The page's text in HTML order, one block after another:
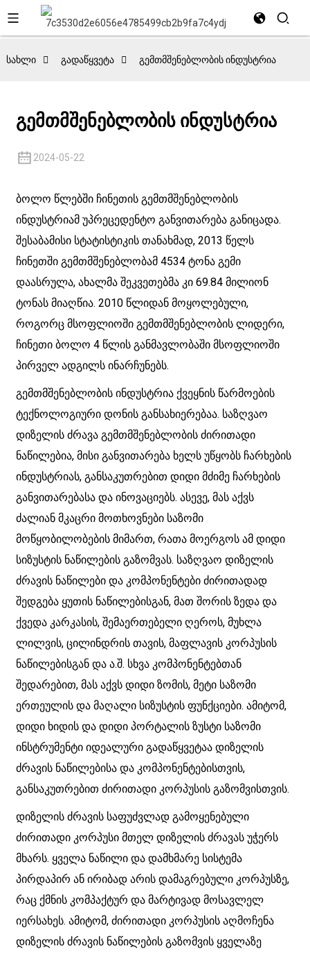
სახლი გადაწყვეტა გემთმშენებლობის ინდუსტრია
გემთმშენებლობის ინდუსტრია
2024-05-22
ბოლო წლებში ჩინეთის გემთმშენებლობის
ინდუსტრიამ უპრეცედენტო განვითარება განიცადა.
შესაბამისი სტატისტიკის თანახმად, 2013 წელს
ჩინეთში გემთმშენებლობამ 4534 ტონა გემი
დაასრულა, ახალმა შეკვეთებმა კი 69.84 მილიონ
ტონას მიაღწია. 2010 წლიდან მოყოლებული,
როგორც მსოფლიოში გემთმშენებლობის ლიდერი,
ჩინეთი ბოლო 4 წლის განმავლობაში მსოფლიოში
პირველ ადგილს ინარჩუნებს.
გემთმშენებლობის ინდუსტრია ქვეყნის წარმოების
ტექნოლოგიური დონის განსახიერებაა. საზღვაო
დიზელის ძრავა გემთმშენებლობის ძირითადი
ნაწილებია, მისი განვითარება ხელს უწყობს ჩარხების
ინდუსტრიას, განსაკუთრებით დიდი მძიმე ჩარხების
განვითარებასა და ინოვაციებს. ასევე, მას აქვს
ძალიან მკაცრი მოთხოვნები საზომი
მოწყობილობების მიმართ, რათა მოერგოს ამ დიდი
სიზუსტის ნაწილების გაზომვას. საზღვაო დიზელის
ძრავის ნაწილები და კომპონენტები ძირითადად
შედგება ყუთის ნაწილებისგან, მათ შორის ზედა და
ქვედა კარკასის, შემაერთებელი ღეროს, მუხლა
ლილვის, ცილინდრის თავის, მაფლავის კორპუსის
ნაწილებისგან და ა.შ. სხვა კომპონენტებთან
შედარებით, მას აქვს დიდი ზომის, მეტი საზომი
ერთეულის და მაღალი სიზუსტის ფუნქციები. ამიტომ,
დიდი ხიდის და დიდი პორტალის ზუსტი საზომი
ინსტრუმენტი იდეალური გადაწყვეტაა დიზელის
ძრავის ნაწილებისა და კომპონენტებისთვის,
განსაკუთრებით ძირითადი კორპუსის გაზომვისთვის.
დიზელის ძრავის საფუძვლად გამოყენებული
ძირითადი კორპუსი მთელ დიზელის ძრავას უჭერს
მხარს. ყველა ნაწილი და დამხმარე სისტემა
პირდაპირ ან ირიბად არის დამაგრებული კორპუსზე,
რაც ქმნის კომპაქტურ და მარტივად მოსავლელ
იერსახეს. ამიტომ, ძირითადი კორპუსის აღმოჩენა
დიზელის ძრავის ნაწილების გაზომვის ყველაზე